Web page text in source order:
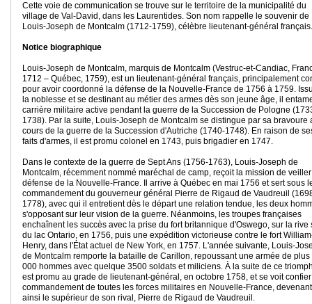
Cette voie de communication se trouve sur le territoire de la municipalité du
village de Val-David, dans les Laurentides. Son nom rappelle le souvenir de
Louis-Joseph de Montcalm (1712-1759), célèbre lieutenant-général français.
Notice biographique
Louis-Joseph de Montcalm, marquis de Montcalm (Vestruc-et-Candiac,
1712 – Québec, 1759), est un lieutenant-général français, principalement
pour avoir coordonné la défense de la Nouvelle-France de 1756 à 1759.
la noblesse et se destinant au métier des armes dès son jeune âge, il
carrière militaire active pendant la guerre de la Succession de Pologne
1738). Par la suite, Louis-Joseph de Montcalm se distingue par sa bravoure
cours de la guerre de la Succession d'Autriche (1740-1748). En raison de
faits d'armes, il est promu colonel en 1743, puis brigadier en 1747.
Dans le contexte de la guerre de Sept Ans (1756-1763), Louis-Joseph de
Montcalm, récemment nommé maréchal de camp, reçoit la mission de
défense de la Nouvelle-France. Il arrive à Québec en mai 1756 et sert sous
commandement du gouverneur général Pierre de Rigaud de Vaudreuil
1778), avec qui il entretient dès le départ une relation tendue, les deux
s'opposant sur leur vision de la guerre. Néanmoins, les troupes françaises
enchaînent les succès avec la prise du fort britannique d'Oswego, sur la rive
du lac Ontario, en 1756, puis une expédition victorieuse contre le fort
Henry, dans l'État actuel de New York, en 1757. L'année suivante, Louis-
de Montcalm remporte la bataille de Carillon, repoussant une armée de plus
000 hommes avec quelque 3500 soldats et miliciens. À la suite de ce
est promu au grade de lieutenant-général, en octobre 1758, et se voit
commandement de toutes les forces militaires en Nouvelle-France, devenant
ainsi le supérieur de son rival, Pierre de Rigaud de Vaudreuil.